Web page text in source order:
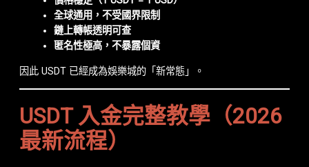
全球通用，不受國界限制
鏈上轉帳透明可查
匿名性極高，不暴露個資
因此 USDT 已經成為娛樂城的「新常態」。
USDT 入金完整教學（2026
最新流程）